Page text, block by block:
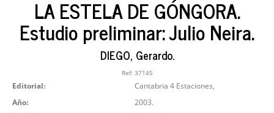
LA ESTELA DE GÓNGORA.
Estudio preliminar: Julio Neira.
DIEGO, Gerardo.
Ref: 37145
Editorial:
Cantabria 4 Estaciones,
Año:
2003.